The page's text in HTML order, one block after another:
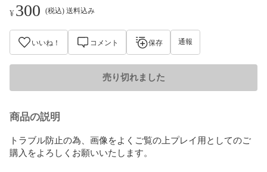
¥300 (税込) 送料込み
いいね！ コメント 保存 通報
売り切れました
商品の説明
トラブル防止の為、画像をよくご覧の上プレイ用としてのご
購入をよろしくお願いいたします。